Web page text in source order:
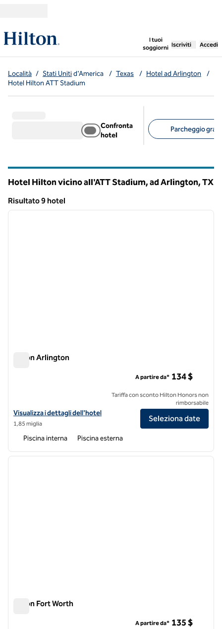
I tuoi
soggiorni
, apre una
Iscriviti Accedi
Località / Stati Unitid'America / Texas / Hotel ad Arlington
/
Hotel Hilton ATT Stadium
Confronta
hotel
Parcheggio
Hotel Hilton vicino all'ATT Stadium, ad Arlington,TX
Risultato 9 hotel
Risultato 9 hotel
1 di 12
Hilton Arlington
Visualizza i dettagli dell'hotel Hilton Arlington
Visualizza i dettagli dell'hotel
1,85 miglia
A partire da* 134 $
Tariffa con sconto Hilton Honors non
rimborsabile
Seleziona date
Piscina interna Piscina esterna
1 di 12
Hilton Fort Worth
A partire da* 135 $